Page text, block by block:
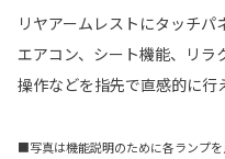
リヤアームレストにタッチパ
エアコン、シート機能、リラ
操作などを指先で直感的に行
■写真は機能説明のために各ランプ